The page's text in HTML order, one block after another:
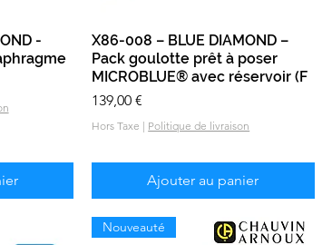
-
Aperçu rapide
X86-008 – BLUE DIAMOND –
Pack goulotte prêt à poser
MICROBLUE® avec réservoir (F
Prix
139,00 €
Hors Taxe | Politique de livraison
Ajouter au panier
Nouveauté